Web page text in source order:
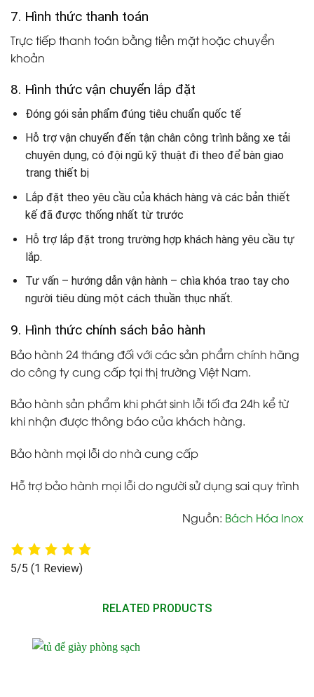
7. Hình thức thanh toán
Trực tiếp thanh toán bằng tiền mặt hoặc chuyển
khoản
8. Hình thức vận chuyển lắp đặt
Đóng gói sản phẩm đúng tiêu chuẩn quốc tế
Hỗ trợ vận chuyển đến tận chân công trình bằng xe tải
chuyên dụng, có đội ngũ kỹ thuật đi theo để bàn giao
trang thiết bị
Lắp đặt theo yêu cầu của khách hàng và các bản thiết
kế đã được thống nhất từ trước
Hỗ trợ lắp đặt trong trường hợp khách hàng yêu cầu tự
lắp.
Tư vấn – hướng dẫn vận hành – chìa khóa trao tay cho
người tiêu dùng một cách thuần thục nhất.
9. Hình thức chính sách bảo hành
Bảo hành 24 tháng đối với các sản phẩm chính hãng
do công ty cung cấp tại thị trường Việt Nam.
Bảo hành sản phẩm khi phát sinh lỗi tối đa 24h kể từ
khi nhận được thông báo của khách hàng.
Bảo hành mọi lỗi do nhà cung cấp
Hỗ trợ bảo hành mọi lỗi do người sử dụng sai quy trình
Nguồn: Bách Hóa Inox
5/5 (1 Review)
RELATED PRODUCTS